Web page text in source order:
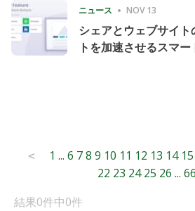
ニュース NOV 13
シェアとウェブサイ
トを加速させるスマ
Posts
pagination
< 1 ... 6 78 9 10 11 12 13 14 15
22 23 24 25 26 ... 66
結果0件中0件